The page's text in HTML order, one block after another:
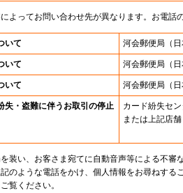
よってお問い合わせ先が異なります。お電話
いて 河会郵便局 （
いて 河会郵便局 （
いて 河会郵便局 （
失・盗難に伴うお取引の停止
カード紛失セ
または上記店舗
装い、お客さま宛てに自動音声等による不審
のような電話をかけ、個人情報をお尋ねする
覧ください。